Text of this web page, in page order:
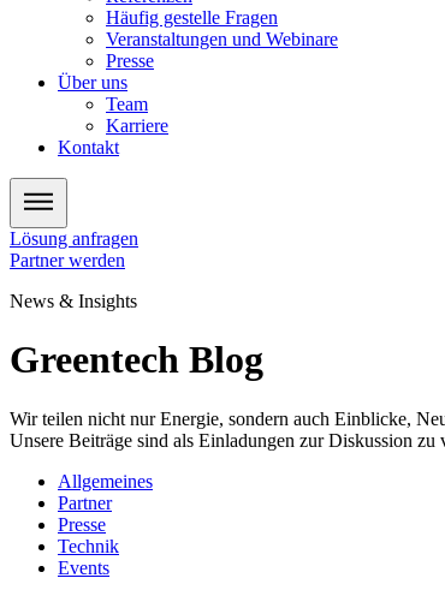
Häufig gestelle Fragen
Veranstaltungen und Webinare
Presse
Über uns
Team
Karriere
Kontakt
Lösung anfragen
Partner werden
News & Insights
Greentech Blog
Wir teilen nicht nur Energie, sondern auch Einblicke,
Unsere Beiträge sind als Einladungen zur Diskussion zu
Allgemeines
Partner
Presse
Technik
Events